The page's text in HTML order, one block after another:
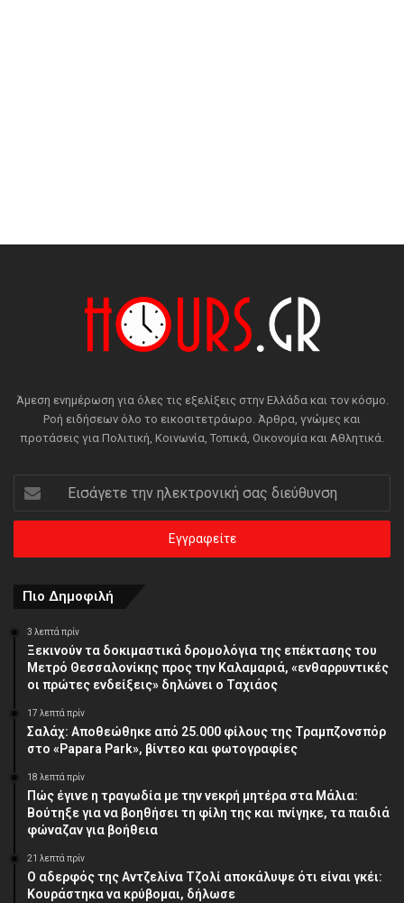
Άμεση ενημέρωση για όλες τις εξελίξεις στην Ελλάδα και τον κόσμο.
Ροή ειδήσεων όλο το εικοσιτετράωρο. Άρθρα, γνώμες και
προτάσεις για Πολιτική, Κοινωνία, Τοπικά, Οικονομία και Αθλητικά.
Εισάγετε
την
ηλεκτρονική
διεύθυνση
Πιο Δημοφιλή
3 λεπτά πρίν
Ξεκινούν τα δοκιμαστικά δρομολόγια της επέκτασης του
Μετρό Θεσσαλονίκης προς την Καλαμαριά, «ενθαρρυντικές
οι πρώτες ενδείξεις» δηλώνει ο Ταχιάος
17 λεπτά πρίν
Σαλάχ: Αποθεώθηκε από 25.000 φίλους της Τραμπζονσπόρ
στο «Papara Park», βίντεο και φωτογραφίες
18 λεπτά πρίν
Πώς έγινε η τραγωδία με την νεκρή μητέρα στα Μάλια:
Βούτηξε για να βοηθήσει τη φίλη της και πνίγηκε, τα παιδιά
φώναζαν για βοήθεια
21 λεπτά πρίν
Ο αδερφός της Αντζελίνα Τζολί αποκάλυψε ότι είναι γκέι:
Κουράστηκα να κρύβομαι, δήλωσε